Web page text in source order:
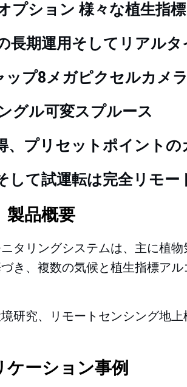
プション 様々な植生指
長期運用 そして リアルタ
ップ8メガピクセルカメ
グル可変スプルース
、プリセットポイント
して試運転は完全リモー
製品概要
タリングシステムは、主に植
き、複数の気候と植生指標ア
研究、リモートセンシング地
ケーション事例